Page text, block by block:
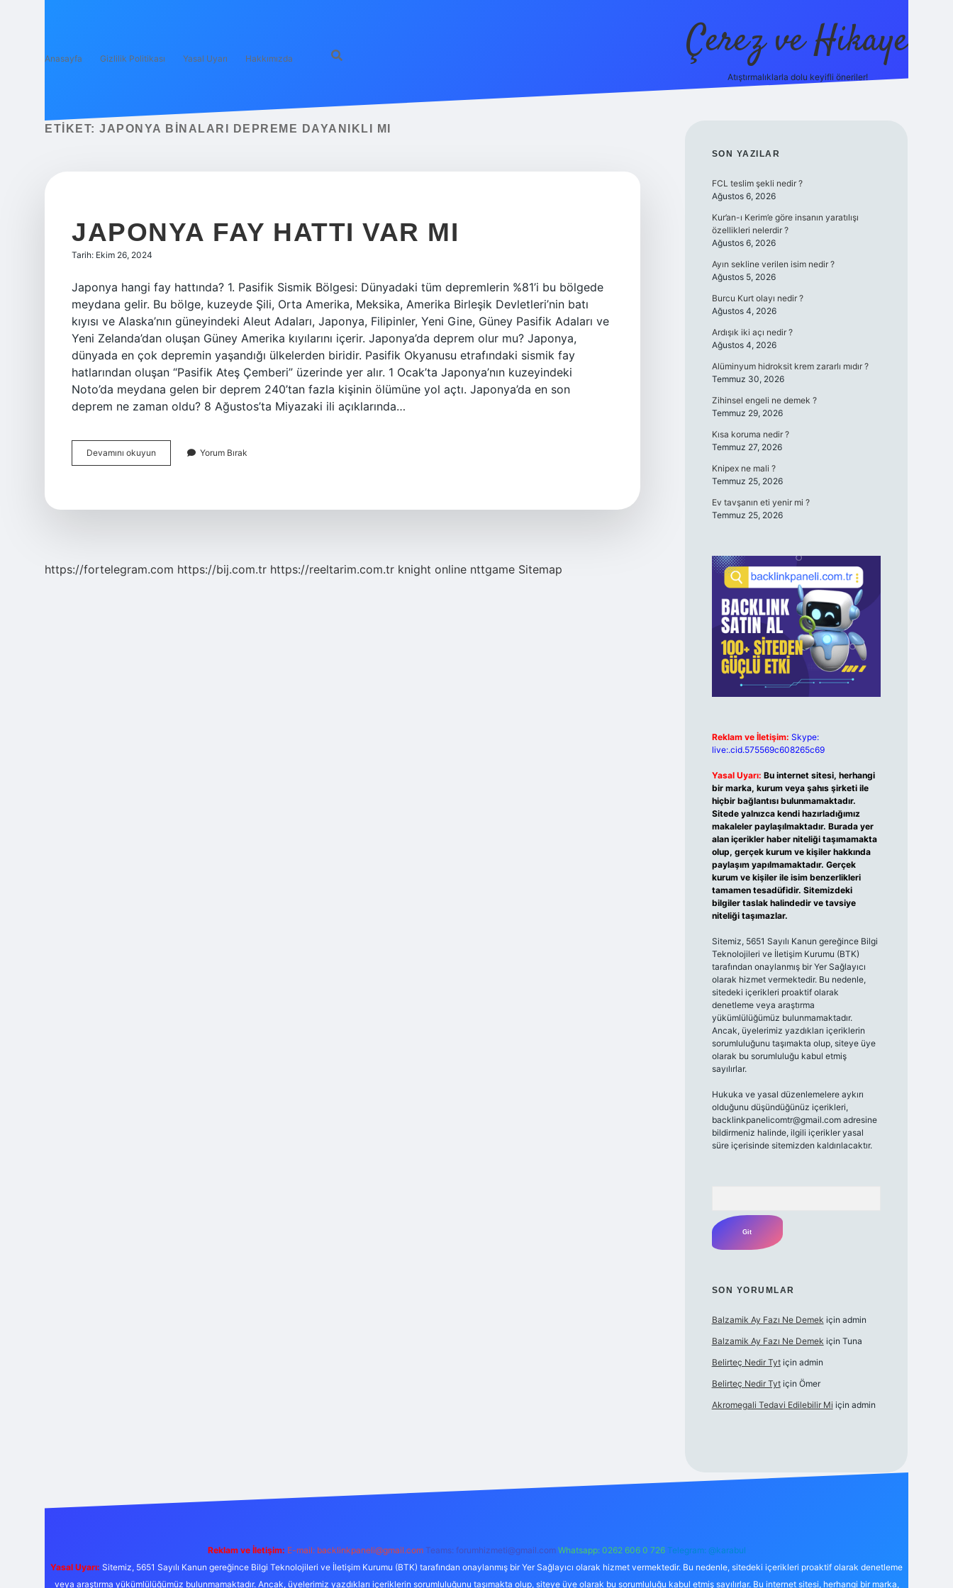
Anasayfa Gizlilik Politikası Yasal Uyarı Hakkımızda Çerez ve Hikaye
Atıştırmalıklarla dolu keyifli öneriler!
ETIKET: JAPONYA BINALARI DEPREME DAYANIKLI MI
JAPONYA FAY HATTI VAR MI
Tarih: Ekim 26, 2024
Japonya hangi fay hattında? 1. Pasifik Sismik Bölgesi: Dünyadaki tüm depremlerin %81’i bu bölgede
meydana gelir. Bu bölge, kuzeyde Şili, Orta Amerika, Meksika, Amerika Birleşik Devletleri’nin batı
kıyısı ve Alaska’nın güneyindeki Aleut Adaları, Japonya, Filipinler, Yeni Gine, Güney Pasifik Adaları ve
Yeni Zelanda’dan oluşan Güney Amerika kıyılarını içerir. Japonya’da deprem olur mu? Japonya,
dünyada en çok depremin yaşandığı ülkelerden biridir. Pasifik Okyanusu etrafındaki sismik fay
hatlarından oluşan “Pasifik Ateş Çemberi” üzerinde yer alır. 1 Ocak’ta Japonya’nın kuzeyindeki
Noto’da meydana gelen bir deprem 240’tan fazla kişinin ölümüne yol açtı. Japonya’da en son
deprem ne zaman oldu? 8 Ağustos’ta Miyazaki ili açıklarında…
Devamını okuyun Japonya
Fay
Yorum Bırak
https://fortelegram.com https://bij.com.tr https://reeltarim.com.tr knight online nttgame Sitemap
SIDEBAR
SON YAZILAR
FCL teslim şekli nedir ?
Ağustos 6, 2026
Kur’an-ı Kerim’e göre insanın yaratılışı
özellikleri nelerdir ?
Ağustos 6, 2026
Ayın sekline verilen isim nedir ?
Ağustos 5, 2026
Burcu Kurt olayı nedir ?
Ağustos 4, 2026
Ardışık iki açı nedir ?
Ağustos 4, 2026
Alüminyum hidroksit krem zararlı mıdır ?
Temmuz 30, 2026
Zihinsel engeli ne demek ?
Temmuz 29, 2026
Kısa koruma nedir ?
Temmuz 27, 2026
Knipex ne mali ?
Temmuz 25, 2026
Ev tavşanın eti yenir mi ?
Temmuz 25, 2026
Reklam ve İletişim: Skype:
live:.cid.575569c608265c69
Yasal Uyarı: Bu internet sitesi, herhangi
bir marka, kurum veya şahıs şirketi ile
hiçbir bağlantısı bulunmamaktadır.
Sitede yalnızca kendi hazırladığımız
makaleler paylaşılmaktadır. Burada yer
alan içerikler haber niteliği taşımamakta
olup, gerçek kurum ve kişiler hakkında
paylaşım yapılmamaktadır. Gerçek
kurum ve kişiler ile isim benzerlikleri
tamamen tesadüfidir. Sitemizdeki
bilgiler taslak halindedir ve tavsiye
niteliği taşımazlar.
Sitemiz, 5651 Sayılı Kanun gereğince Bilgi
Teknolojileri ve İletişim Kurumu (BTK)
tarafından onaylanmış bir Yer Sağlayıcı
olarak hizmet vermektedir. Bu nedenle,
sitedeki içerikleri proaktif olarak
denetleme veya araştırma
yükümlülüğümüz bulunmamaktadır.
Ancak, üyelerimiz yazdıkları içeriklerin
sorumluluğunu taşımakta olup, siteye üye
olarak bu sorumluluğu kabul etmiş
sayılırlar.
Hukuka ve yasal düzenlemelere aykırı
olduğunu düşündüğünüz içerikleri,
backlinkpanelicomtr@gmail.comadresine
bildirmeniz halinde, ilgili içerikler yasal
süre içerisinde sitemizden kaldırılacaktır.
SON YORUMLAR
Balzamik Ay Fazı Ne Demek için admin
Balzamik Ay Fazı Ne Demek için Tuna
Belirteç Nedir Tytiçin admin
Belirteç Nedir Tytiçin Ömer
Akromegali Tedavi Edilebilir Mi için admin
Reklam ve İletişim: E-mail: backlinkpaneli@gmail.com Teams: forumhizmeti@gmail.com Whatsapp: 0262 606 0 726 Telegram: @karabul
Yasal Uyarı: Sitemiz, 5651 Sayılı Kanun gereğince Bilgi Teknolojileri ve İletişim Kurumu (BTK) tarafından onaylanmış bir Yer Sağlayıcı olarak hizmet vermektedir. Bu nedenle, sitedeki içerikleri proaktif olarak denetleme
veya araştırma yükümlülüğümüz bulunmamaktadır. Ancak, üyelerimiz yazdıkları içeriklerin sorumluluğunu taşımakta olup, siteye üye olarak bu sorumluluğu kabul etmiş sayılırlar. Bu internet sitesi, herhangi bir marka,